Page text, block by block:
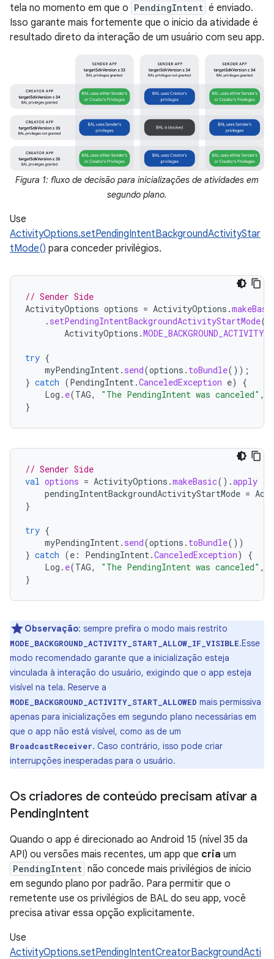
tela no momento em que o PendingIntent é enviado.
Isso garante mais fortemente que o início da atividade é
resultado direto da interação de um usuário com seu app.
Figura 1: fluxo de decisão para inicializações de atividades em
segundo plano.
Use
ActivityOptions.setPendingIntentBackgroundActivityStar
tMode() para conceder privilégios.
// Sender Side
ActivityOptions options = ActivityOptions .
. setPendingIntentBackgroundActivityStartMode(
ActivityOptions .
try {
myPendingIntent . send(options . toBundle());
} catch (PendingIntent .CanceledException e)
{
Log . e(TAG, "The PendingIntent was canceled" ,
}
// Sender Side
val options = ActivityOptions .makeBasic().apply {
pendingIntentBackgroundActivityStartMode =
}
try {
myPendingIntent . send(options . toBundle())
} catch (e : PendingIntent .CanceledException)
{
Log . e(TAG, "The PendingIntent was canceled" ,
}
Observação: sempre prefira o modo mais restrito
MODE_BACKGROUND_ACTIVITY_START_ALLOW_IF_VISIBLE.Esse
modo recomendado garante que a inicialização esteja
vinculada à interação do usuário, exigindo que o app esteja
visível na tela. Reserve a
MODE_BACKGROUND_ACTIVITY_START_ALLOWED mais permissiva
apenas para inicializações em segundo plano necessárias em
que o app não está visível, como as de um
BroadcastReceiver. Caso contrário, isso pode criar
interrupções inesperadas para o usuário.
Os criadores de conteúdo precisam ativar a
PendingIntent
Quando o app é direcionado ao Android 15 (nível 35 da
API) ou versões mais recentes, um app que cria um
PendingIntent não concede mais privilégios de início
em segundo plano por padrão. Para permitir que o
remetente use os privilégios de BAL do seu app, você
precisa ativar essa opção explicitamente.
Use
ActivityOptions.setPendingIntentCreatorBackgroundActi